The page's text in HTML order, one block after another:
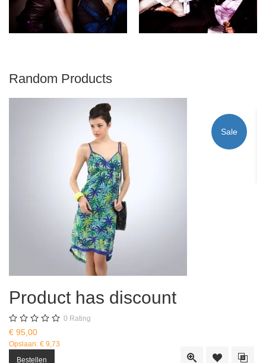
Random Products
Sale
Quick ViewToevoegen
Product has discount
0 Rating
€ 95,00
Opslaan: € 9,73